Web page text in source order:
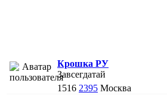
Крошка РУ
Завсегдатай
1516 2395 Москва